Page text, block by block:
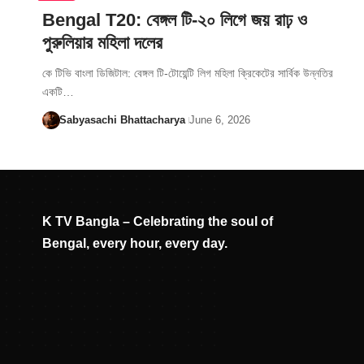
Bengal T20: বেঙ্গল টি-২০ লিগে জয় রাঢ় ও
পুরুলিয়ার মহিলা দলের
কে টিভি বাংলা ডিজিটাল: বেঙ্গল টি-টোয়েন্টি লিগ মহিলা ক্রিকেটের সার্বিক উন্নতির
একটি…
Sabyasachi Bhattacharya June 6, 2026
K TV Bangla – Celebrating the soul of
Bengal, every hour, every day.